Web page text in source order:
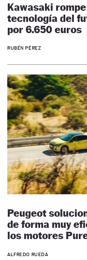
Kawasaki
tecnología del
por 6.650 euros
RUBÉN PÉREZ
Peugeot
de forma muy
los motores
ALFREDO RUEDA